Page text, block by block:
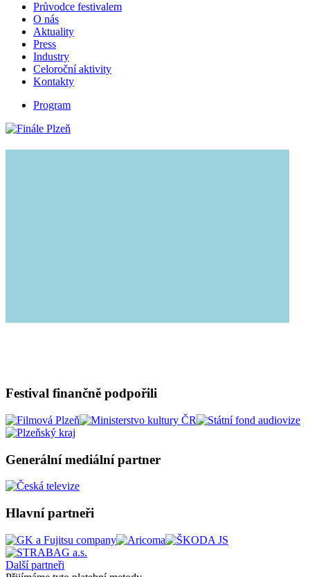
Průvodce festivalem
O nás
Aktuality
Press
Industry
Celoroční aktivity
Kontakty
Program
Festival finančně podpořili
Generální mediální partner
Hlavní partneři
Další partneři